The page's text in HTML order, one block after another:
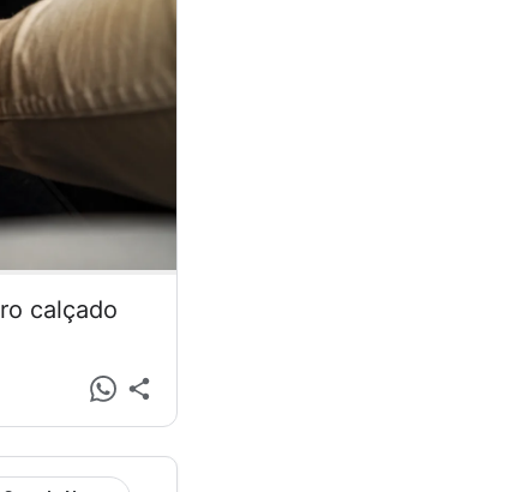
calçado